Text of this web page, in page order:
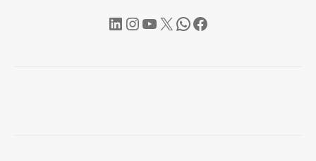
LinkedIn
Instagram
YouTube
X WhatsApp
Facebook